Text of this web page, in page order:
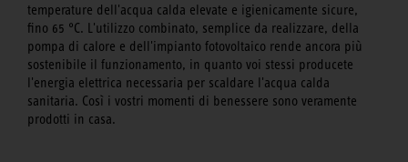
temperature dell'acqua calda elevate e igienicamente sicure,
fino 65 °C. L'utilizzo combinato, semplice da realizzare, della
pompa di calore e dell'impianto fotovoltaico rende ancora più
sostenibile il funzionamento, in quanto voi stessi producete
l'energia elettrica necessaria per scaldare l'acqua calda
sanitaria. Così i vostri momenti di benessere sono veramente
prodotti in casa.